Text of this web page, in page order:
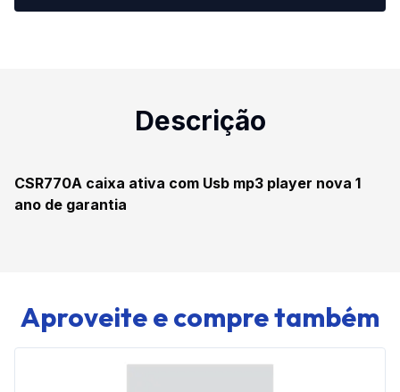
Descrição
CSR770A caixa ativa com Usb mp3 player nova 1
ano de garantia
Aproveite e compre também